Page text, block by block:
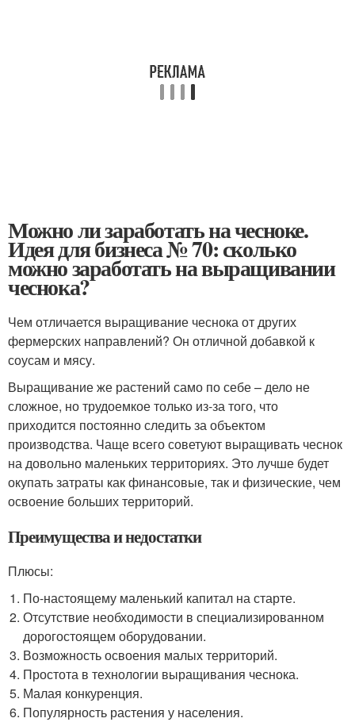
Можно ли заработать на чесноке.
Идея для бизнеса № 70: сколько
можно заработать на выращивании
чеснока?
Чем отличается выращивание чеснока от других
фермерских направлений? Он отличной добавкой к
соусам и мясу.
Выращивание же растений само по себе – дело не
сложное, но трудоемкое только из-за того, что
приходится постоянно следить за объектом
производства. Чаще всего советуют выращивать чеснок
на довольно маленьких территориях. Это лучше будет
окупать затраты как финансовые, так и физические, чем
освоение больших территорий.
Преимущества и недостатки
Плюсы:
По-настоящему маленький капитал на старте.
Отсутствие необходимости в специализированном
дорогостоящем оборудовании.
Возможность освоения малых территорий.
Простота в технологии выращивания чеснока.
Малая конкуренция.
Популярность растения у населения.